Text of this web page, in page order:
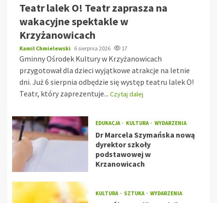
Teatr lalek O! Teatr zaprasza na
wakacyjne spektakle w
Krzyżanowicach
Kamil Chmielewski 6 sierpnia 2026 17
Gminny Ośrodek Kultury w Krzyżanowicach
przygotował dla dzieci wyjątkowe atrakcje na letnie
dni. Już 6 sierpnia odbędzie się występ teatru lalek O!
Teatr, który zaprezentuje... Czytaj dalej
EDUKACJA KULTURA WYDARZENIA
Dr Marcela Szymańska nową
dyrektor szkoły
podstawowej w
Krzanowicach
KULTURA SZTUKA WYDARZENIA